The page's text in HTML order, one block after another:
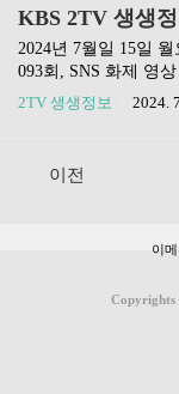
해..
배가능 방송맛집❗️❗️전
인 맛집❗️❗️동네한바
기 용인시 수지구 이
5 8334영업시간영업
임: 15:00 - 17:00라스
2024년 7월일 15일
093회, SNS 화제 영
올라간 이색 아귀찜
할 수 있는 링크를 남
보기❗️❗️택배가능 방송
호: 0507 1373 1058
만뷰 화제의 유튜브
2TV 생생정보 2024.
이전
이
Copyrights